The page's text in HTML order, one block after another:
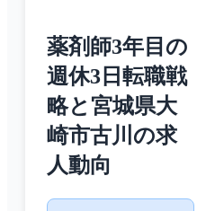
薬剤師3年目の
週休3日転職戦
略と宮城県大
崎市古川の求
人動向